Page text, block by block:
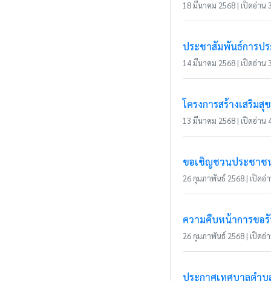
18 มีนาคม 2568 | เปิดอ่าน
ประชาสัมพันธ์การป
14 มีนาคม 2568 | เปิดอ่าน
โครงการสร้างเสริม
13 มีนาคม 2568 | เปิดอ่าน
ขอเชิญชวนประชาช
26 กุมภาพันธ์ 2568 | เปิดอ่
ความคืบหน้าการขอ
26 กุมภาพันธ์ 2568 | เปิดอ่
ประกาศเทศบาลตำ